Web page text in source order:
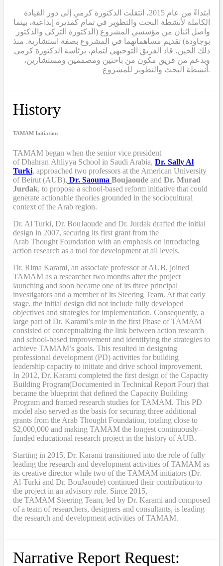
ابتداءً من عام 2015، انتقلت الدكتورة كرمي إلى دور القيادة
الكاملة لأنشطة البحث والتطوير في تمام كمديرة إبداعية، بينما
واصل اثنان من مؤسسي المشروع (الدكتورة التركي والدكتور
بوجاودة) تقديم مساهماتهما في المشروع بصفة استشارية. منذ
ذلك الحين، قاد الفريق التوجيهي لتمام، برئاسة الدكتورة كرمي
وبدعم من فريق مكون من باحثين ومصممين ومستشارين،
أنشطة البحث والتطوير للمشروع.
History
TAMAM Initiation
TAMAM began when the senior vice president
of Dhahran Ahliyya School in Saudi Arabia, Dr. Sally Al
Turki, approached two professors at the American University
of Beirut (AUB), Dr. Saouma Boujaoude and Dr. Murad
Jurdak, to propose a school-based reform initiative that could
generate actionable theories grounded in the sociocultural
context of the Arab region.
Dr. Al Turki, Dr. BouJaoude and Dr. Jurdak drafted the initial
design in 2007, securing its first grant from the
Arab Thought Foundation with an emphasis on introducing
action research as a tool for development at all levels.
Dr. Rima Karami, an associate professor at AUB, joined
TAMAM as a researcher two months after the project
launching and soon became one of its three principal
investigators and a member of its Steering Team. At that early
stage, the initial design did not include fully developed
objectives and strategies for implementation. Consequently, a
large part of Dr. Karami’s role in the first Phase of TAMAM
consisted of conceptualizing the link between action research
and school-based improvement and identifying the strategies to
achieve TAMAM’s goals. This resulted in designing
professional development (PD) activities for building
leadership capacity to initiate and drive school improvement.
In 2012, Dr. Karami completed the first design of the Capacity
Building Program(Documented in Technical Report Four) that
became the blueprint that defined the Capacity Building
Program and framed research studies for TAMAM. This PD
model also served as the basis for securing three additional
grants from the Arab Thought Foundation, totaling close to
$2,000,000 and making TAMAM the longest continuously–
funded educational research project in the history of AUB.
Starting in 2015, Dr. Karami transitioned into the role of fully
leading the research and development activities of TAMAM as
its creative director while two of the TAMAM initiators (Dr.
Al-Turki and Dr. BouJaoude) continued their contribution to
the project in an advisory role. Since 2015,
the TAMAM Steering Team, led by Dr. Karami and composed
of a team of researchers, designers and consultants, is leading
the research and development activities of TAMAM.
Narrative Report Request: